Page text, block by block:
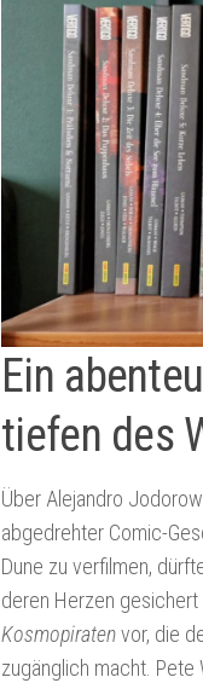
Ein
tiefen des
Über Alejandro
abgedrehter Comic-
Dune zu verfilmen,
deren Herzen
Kosmopiratenvor, die
zugänglich macht.